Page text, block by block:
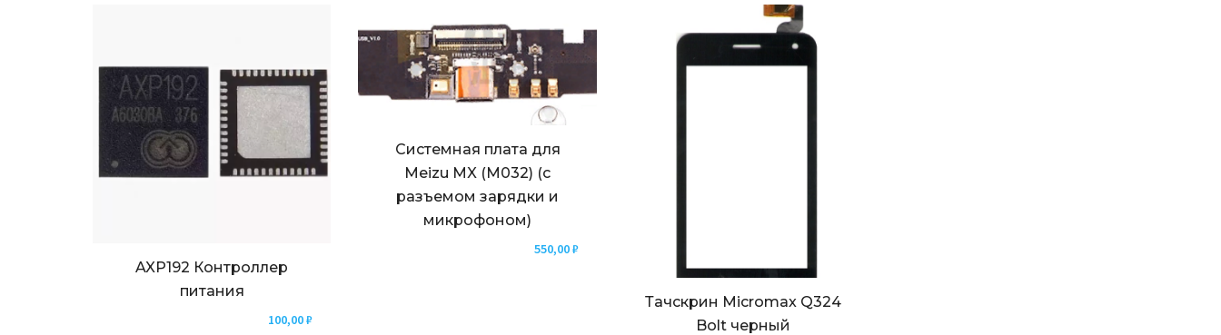
AXP192 Контроллер
питания
100,00₽
Системная плата для
Meizu MX (M032) (с
разъемом зарядки и
микрофоном)
550,00₽
Тачскрин Micromax Q324
Bolt черный